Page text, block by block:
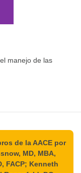
manejo de las
de la AACE por
MD, MBA,
FACP; Kenneth